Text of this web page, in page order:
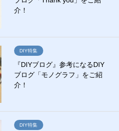
介！
DIY特集
『DIYブログ』参考になるDIY
ブログ「モノグラフ」をご紹
介！
DIY特集